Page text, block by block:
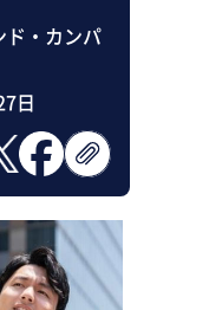
ド・カンパ
日